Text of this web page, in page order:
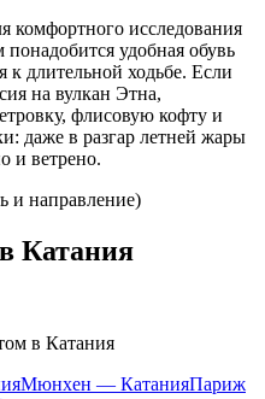
комфортного исследования
удобная обувь
к длительной ходьбе. Если
на вулкан Этна,
флисовую кофту и
даже в разгар летней жары
и ветрено.
и направление)
Катания
в Катания
Мюнхен — КатанияПариж